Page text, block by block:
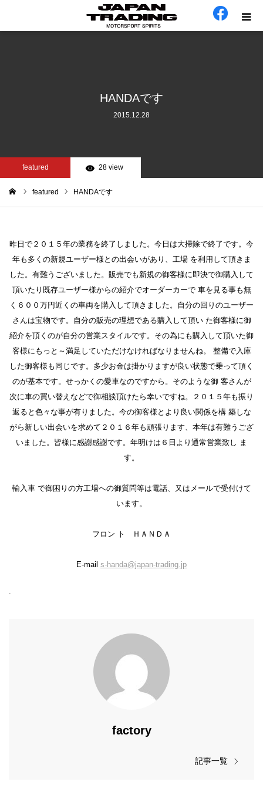
HANDAです
2015.12.28
featured 28 view
featured HANDAです
昨日で２０１５年の業務を終了しました。今日は大掃除で終了です。今
年も多くの新規ユーザー様との出会いがあり、工場 を利用して頂きま
した。有難うございました。販売でも新規の御客様に即決で御購入して
頂いたり既存ユーザー様からの紹介でオーダーカーで 車を見る事も無
く６００万円近くの車両を購入して頂きました。自分の回りのユーザー
さんは宝物です。自分の販売の理想である購入して頂い た御客様に御
紹介を頂くのが自分の営業スタイルです。その為にも購入して頂いた御
客様にもっと～満足していただけなければなりませんね。 整備で入庫
した御客様も同じです。多少お金は掛かりますが良い状態で乗って頂く
のが基本です。せっかくの愛車なのですから。そのような御 客さんが
次に車の買い替えなどで御相談頂けたら幸いですね。２０１５年も振り
返ると色々な事が有りました。今の御客様とより良い関係を構 築しな
がら新しい出会いを求めて２０１６年も頑張ります、本年は有難うござ
いました。皆様に感謝感謝です。年明けは６日より通常営業致し ま
す。
輸入車 で御困りの方工場への御質問等は電話、又はメールで受付けて
います。
フロン ト ＨＡＮＤＡ
E-mail s-handa@japan-trading.jp
.
factory
記事一覧